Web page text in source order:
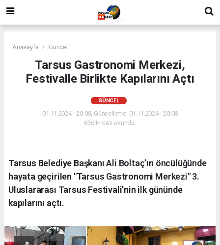
Anasayfa Güncel
Tarsus Gastronomi Merkezi,
Festivalle Birlikte Kapılarını Açtı
GÜNCEL
01.11.2024 - 20:08, Güncelleme: 01.11.2024 - 20:08
6361+ kez okundu.
Tarsus Belediye Başkanı Ali Boltaç’ın öncülüğünde
hayata geçirilen "Tarsus Gastronomi Merkezi" 3.
Uluslararası Tarsus Festivali’nin ilk gününde
kapılarını açtı.